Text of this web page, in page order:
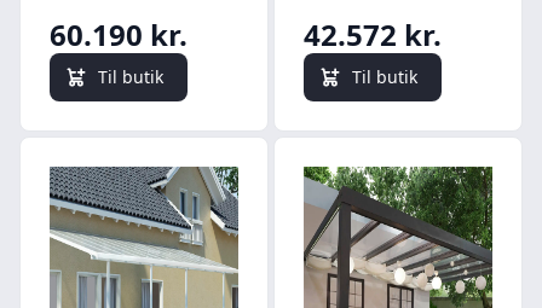
60.190 kr.
Til butik
42.572 kr.
Til butik